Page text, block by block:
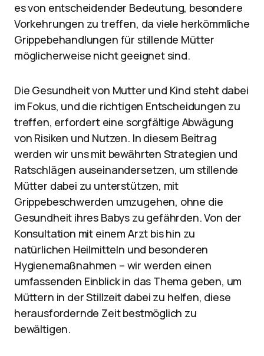
es von entscheidender Bedeutung, besondere
Vorkehrungen zu treffen, da viele herkömmliche
Grippebehandlungen für stillende Mütter
möglicherweise nicht geeignet sind.
Die Gesundheit von Mutter und Kind steht dabei
im Fokus, und die richtigen Entscheidungen zu
treffen, erfordert eine sorgfältige Abwägung
von Risiken und Nutzen. In diesem Beitrag
werden wir uns mit bewährten Strategien und
Ratschlägen auseinandersetzen, um stillende
Mütter dabei zu unterstützen, mit
Grippebeschwerden umzugehen, ohne die
Gesundheit ihres Babys zu gefährden. Von der
Konsultation mit einem Arzt bis hin zu
natürlichen Heilmitteln und besonderen
Hygienemaßnahmen – wir werden einen
umfassenden Einblick in das Thema geben, um
Müttern in der Stillzeit dabei zu helfen, diese
herausfordernde Zeit bestmöglich zu
bewältigen.